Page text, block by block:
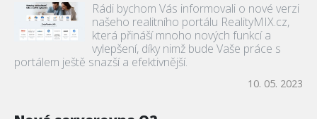
Rádi bychom Vás informovali o nové verzi
našeho realitního portálu RealityMIX.cz,
která přináší mnoho nových funkcí a
vylepšení, díky nimž bude Vaše práce s
portálem ještě snazší a efektivnější.
10. 05. 2023